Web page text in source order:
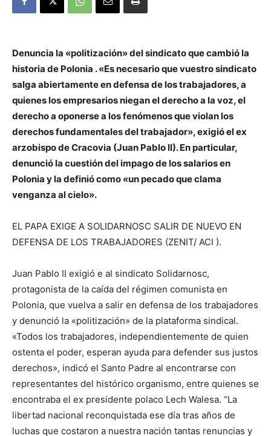
Denuncia la «politización» del sindicato que cambió la
historia de Polonia . «Es necesario que vuestro sindicato
salga abiertamente en defensa de los trabajadores, a
quienes los empresarios niegan el derecho a la voz, el
derecho a oponerse a los fenómenos que violan los
derechos fundamentales del trabajador», exigió el ex
arzobispo de Cracovia (Juan Pablo II). En particular,
denunció la cuestión del impago de los salarios en
Polonia y la definió como «un pecado que clama
venganza al cielo».
EL PAPA EXIGE A SOLIDARNOSC SALIR DE NUEVO EN
DEFENSA DE LOS TRABAJADORES (ZENIT/ ACI ).
Juan Pablo II exigió e al sindicato Solidarnosc,
protagonista de la caída del régimen comunista en
Polonia, que vuelva a salir en defensa de los trabajadores
y denunció la «politización» de la plataforma sindical.
«Todos los trabajadores, independientemente de quien
ostenta el poder, esperan ayuda para defender sus justos
derechos», indicó el Santo Padre al encontrarse con
representantes del histórico organismo, entre quienes se
encontraba el ex presidente polaco Lech Walesa. “La
libertad nacional reconquistada ese día tras años de
luchas que costaron a nuestra nación tantas renuncias y